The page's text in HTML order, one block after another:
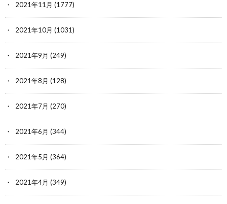
2021年11月 (1777)
2021年10月 (1031)
2021年9月 (249)
2021年8月 (128)
2021年7月 (270)
2021年6月 (344)
2021年5月 (364)
2021年4月 (349)